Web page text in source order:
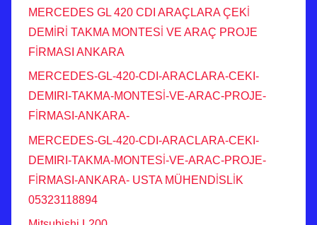
MERCEDES GL 420 CDI ARAÇLARA ÇEKİ
DEMİRİ TAKMA MONTESİ VE ARAÇ PROJE
FİRMASI ANKARA
MERCEDES-GL-420-CDI-ARACLARA-CEKI-
DEMIRI-TAKMA-MONTESİ-VE-ARAC-PROJE-
FİRMASI-ANKARA-
MERCEDES-GL-420-CDI-ARACLARA-CEKI-
DEMIRI-TAKMA-MONTESİ-VE-ARAC-PROJE-
FİRMASI-ANKARA- USTA MÜHENDİSLİK
05323118894